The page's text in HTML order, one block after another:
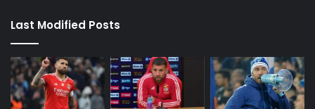
Last Modified Posts